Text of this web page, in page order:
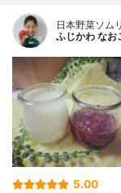
日本野菜ソム
ふじかわ なお
5.00